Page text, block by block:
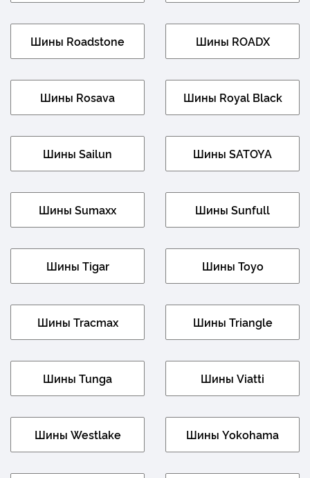
Шины Roadstone Шины ROADX
Шины Rosava Шины Royal Black
Шины Sailun Шины SATOYA
Шины Sumaxx Шины Sunfull
Шины Tigar Шины Toyo
Шины Tracmax Шины Triangle
Шины Tunga Шины Viatti
Шины Westlake Шины Yokohama